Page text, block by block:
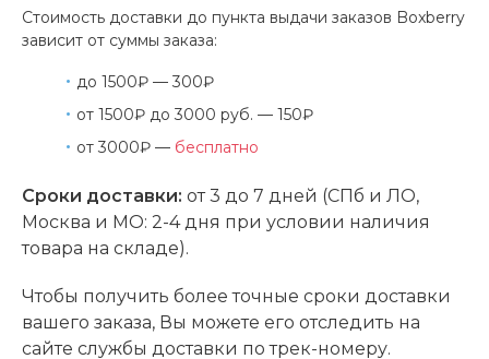
Стоимость доставки до пункта выдачи заказов Boxberry
зависит от суммы заказа:
до 1500₽ — 300₽
от 1500₽ до 3000 руб. — 150₽
от 3000₽ — бесплатно
Сроки доставки: от 3 до 7 дней (СПб и ЛО,
Москва и МО: 2-4 дня при условии наличия
товара на складе).
Чтобы получить более точные сроки доставки
вашего заказа, Вы можете его отследить на
сайте службы доставки по трек-номеру.